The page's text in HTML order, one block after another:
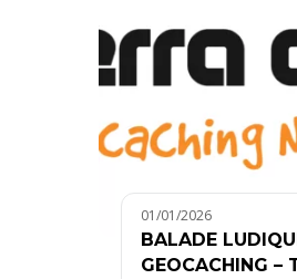
01/01/2026
BALADE
GEOCACHING –